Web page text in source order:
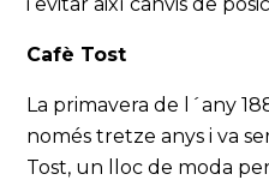
Cafè Tost
La primavera de l´any
només tretze anys i va
Tost, un lloc de moda